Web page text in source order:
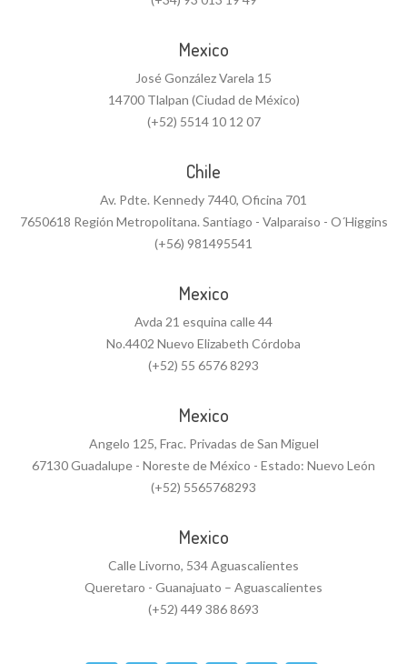
Mexico
José González Varela 15
14700 Tlalpan (Ciudad de México)
(+52) 5514 10 12 07
Chile
Av. Pdte. Kennedy 7440, Oficina 701
7650618 Región Metropolitana. Santiago - Valparaiso - O´Higgins
(+56) 981495541
Mexico
Avda 21 esquina calle 44
No.4402 Nuevo Elizabeth Córdoba
(+52) 55 6576 8293
Mexico
Angelo 125, Frac. Privadas de San Miguel
67130 Guadalupe - Noreste de México - Estado: Nuevo León
(+52) 5565768293
Mexico
Calle Livorno, 534 Aguascalientes
Queretaro - Guanajuato – Aguascalientes
(+52) 449 386 8693